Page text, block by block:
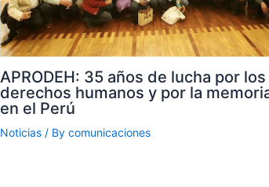
APRODEH: 35 años de lucha por los
derechos humanos y por la
en el Perú
Noticias/ By comunicaciones